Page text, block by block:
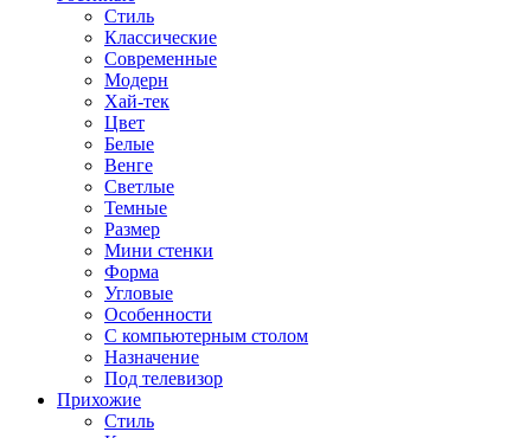
Стиль
Классические
Современные
Модерн
Хай-тек
Цвет
Белые
Венге
Светлые
Темные
Размер
Мини стенки
Форма
Угловые
Особенности
С компьютерным столом
Назначение
Под телевизор
Прихожие
Стиль